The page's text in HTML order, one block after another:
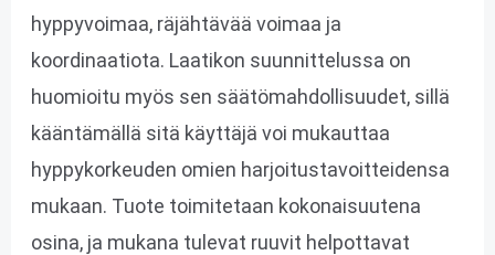
hyppyvoimaa, räjähtävää voimaa ja
koordinaatiota. Laatikon suunnittelussa on
huomioitu myös sen säätömahdollisuudet, sillä
kääntämällä sitä käyttäjä voi mukauttaa
hyppykorkeuden omien harjoitustavoitteidensa
mukaan. Tuote toimitetaan kokonaisuutena
osina, ja mukana tulevat ruuvit helpottavat